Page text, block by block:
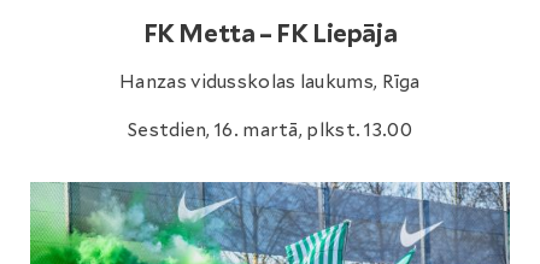
FK Metta – FK Liepāja
Hanzas vidusskolas laukums, Rīga
Sestdien, 16. martā, plkst. 13.00